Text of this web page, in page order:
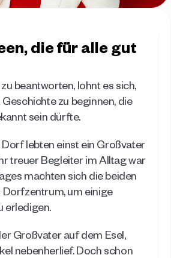
die für alle gut
beantworten, lohnt es sich,
zu beginnen, die
sein dürfte.
Dorf lebten einst ein Großvater
treuer Begleiter im Alltag war
machten sich die beiden
Dorfzentrum, um einige
erledigen.
Großvater auf dem Esel,
nebenherlief. Doch schon